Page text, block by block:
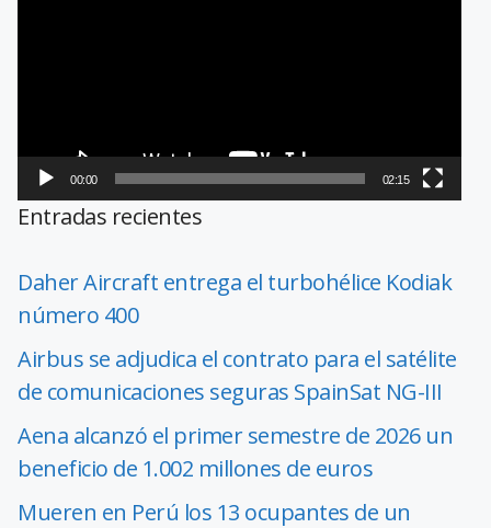
00:00 02:15
Entradas recientes
Daher Aircraft entrega el turbohélice Kodiak
número 400
Airbus se adjudica el contrato para el satélite
de comunicaciones seguras SpainSat NG-III
Aena alcanzó el primer semestre de 2026 un
beneficio de 1.002 millones de euros
Mueren en Perú los 13 ocupantes de un